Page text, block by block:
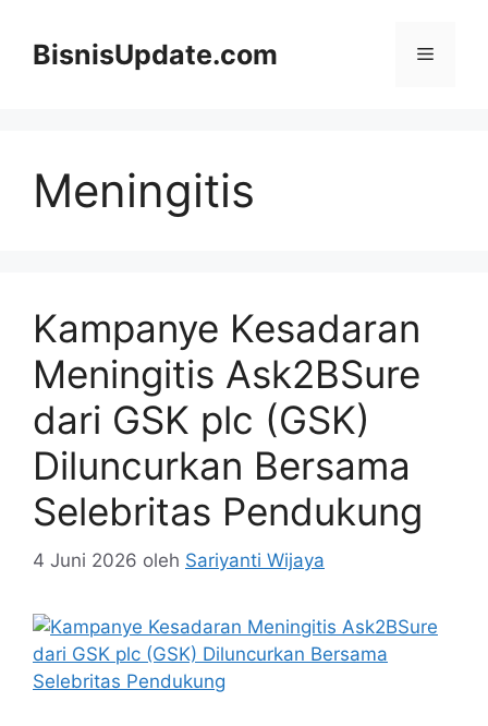
BisnisUpdate.com Menu
Meningitis
Kampanye Kesadaran
Meningitis Ask2BSure
dari GSK plc (GSK)
Diluncurkan Bersama
Selebritas Pendukung
4 Juni 2026 oleh Sariyanti Wijaya